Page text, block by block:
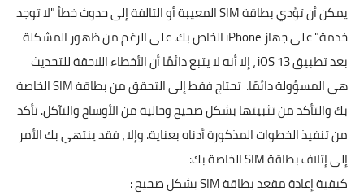
يمكن أن تؤدي بطاقة SIM المعيبة أو التالفة إلى حدوث خطأ "لا توجد
خدمة" على جهاز iPhone الخاص بك. على الرغم من ظهور المشكلة
بعد تطبيق iOS 13 ، إلا أنه لا يتبع دائمًا أن الأخطاء اللاحقة للتحديث
هي المسؤولة دائمًا. تحتاج فقط إلى التحقق من بطاقة SIM الخاصة
بك والتأكد من تثبيتها بشكل صحيح وخالية من الأوساخ والتآكل. تأكد
من تنفيذ الخطوات المذكورة أدناه بعناية. وإلا ، فقد ينتهي بك الأمر
إلى إتلاف بطاقة SIM الخاصة بك:
كيفية إعادة مقعد بطاقة SIM بشكل صحيح :